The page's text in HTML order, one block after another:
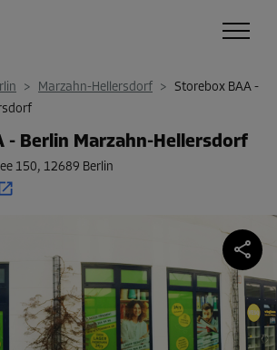
> Marzahn-Hellersdorf > Storebox BAA -
- Berlin Marzahn-Hellersdorf
150, 12689 Berlin